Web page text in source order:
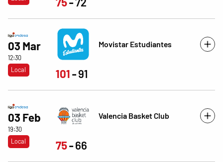
03 Mar
12:30
Local
Movistar Estudiantes
101 91
03 Feb
19:30
Local
Valencia Basket Club
75 66